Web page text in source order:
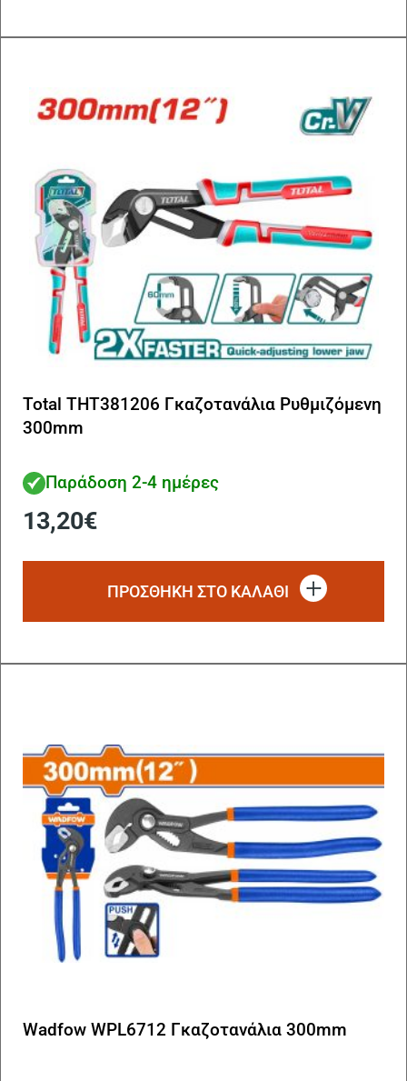
Total THT381206 Γκαζοτανάλια Ρυθμιζόμενη
300mm
Παράδοση 2-4 ημέρες
13,20€
ΠΡΟΣΘΗΚΗ ΣΤΟ ΚΑΛΑΘΙ
Wadfow WPL6712 Γκαζοτανάλια 300mm